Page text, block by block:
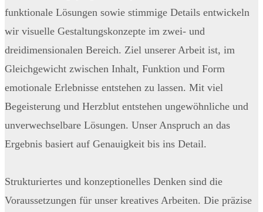
funktionale Lösungen sowie stimmige Details entwickeln
wir visuelle Gestaltungskonzepte im zwei- und
dreidimensionalen Bereich. Ziel unserer Arbeit ist, im
Gleichgewicht zwischen Inhalt, Funktion und Form
emotionale Erlebnisse entstehen zu lassen. Mit viel
Begeisterung und Herzblut entstehen ungewöhnliche und
unverwechselbare Lösungen. Unser Anspruch an das
Ergebnis basiert auf Genauigkeit bis ins Detail.
Strukturiertes und konzeptionelles Denken sind die
Voraussetzungen für unser kreatives Arbeiten. Die präzise